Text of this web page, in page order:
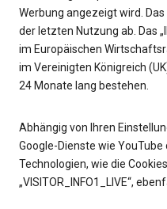
Werbung angezeigt wird.
der letzten Nutzung ab. Das
im Europäischen
im Vereinigten Königreich
24 Monate lang bestehen.
Abhängig von Ihren
Google-Dienste wie
Technologien, wie die
„VISITOR_INFO1_LIVE“,